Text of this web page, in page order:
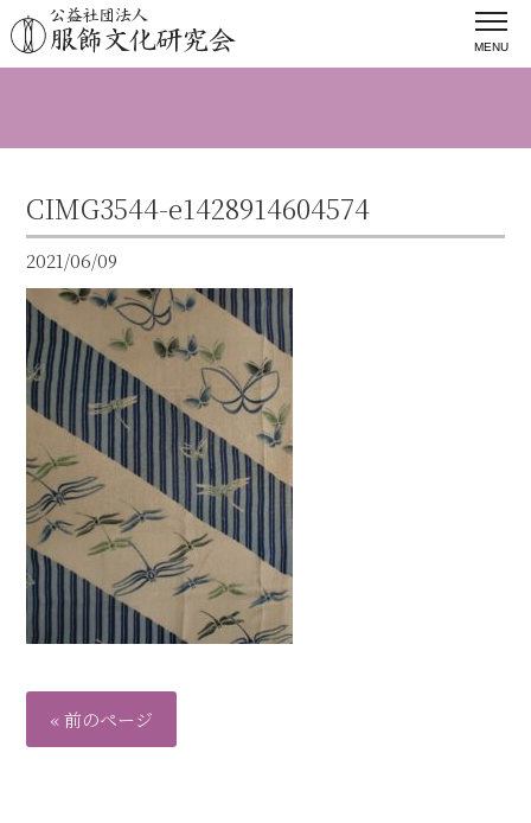
MENU
CIMG3544-e1428914604574
2021/06/09
« 前のページ